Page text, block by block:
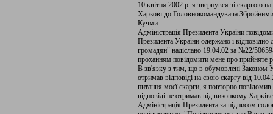
10 квітня 2002 р. я звернувся зі скаргою
Харкові до Головнокомандувача
Кучми.
Адміністрація Президента України
Президента України одержано і
громадян" надіслано 19.04.02 за №22/
проханням повідомити мене про прийняте
В зв'язку з тим, що в обумовлені Законом
отримав відповіді на свою скаргу від
питання моєї скарги, я повторно
відповіді не отримав від виконкому
Адміністрація Президента за підписом